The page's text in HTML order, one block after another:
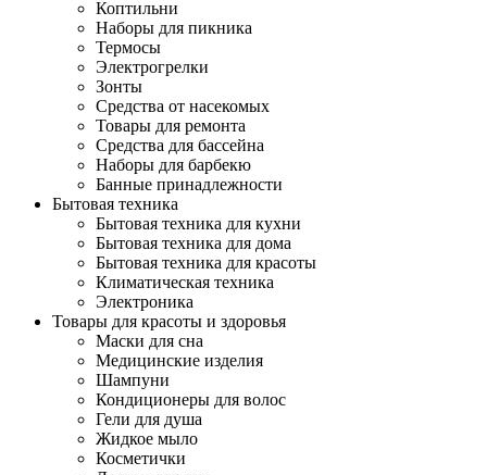
Коптильни
Наборы для пикника
Термосы
Электрогрелки
Зонты
Средства от насекомых
Товары для ремонта
Средства для бассейна
Наборы для барбекю
Банные принадлежности
Бытовая техника
Бытовая техника для кухни
Бытовая техника для дома
Бытовая техника для красоты
Климатическая техника
Электроника
Товары для красоты и здоровья
Маски для сна
Медицинские изделия
Шампуни
Кондиционеры для волос
Гели для душа
Жидкое мыло
Косметички